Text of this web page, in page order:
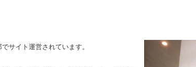
サイト運営されています。